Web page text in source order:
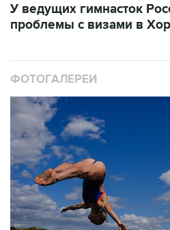
У ведущих гимнасток
проблемы с визами в
ФОТОГАЛЕРЕИ